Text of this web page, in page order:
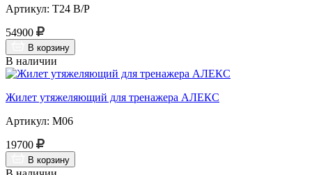
Артикул: Т24 В/Р
54900
В корзину
В наличии
Жилет утяжеляющий для тренажера АЛЕКС
Артикул: М06
19700
В корзину